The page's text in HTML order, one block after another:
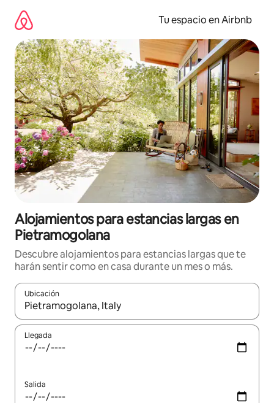
contenido
Tu espacio en Airbnb
Alojamientos para estancias largas en
Pietramogolana
Descubre alojamientos para estancias largas que te
harán sentir como en casa durante un mes o más.
Ubicación
Cuando los resultados estén disponibles, podrás navegar
Llegada
Salida